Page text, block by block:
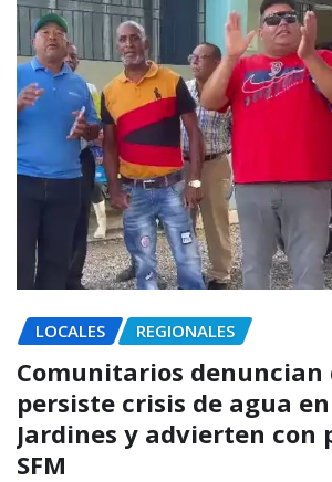
LOCALES REGIONALES
Comunitarios denuncian
persiste crisis de agua en
Jardines y advierten con
SFM